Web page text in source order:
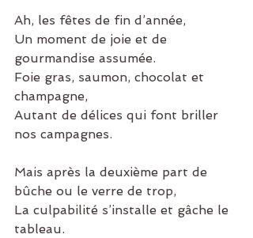
Ah, les fêtes de fin d’année,
Un moment de joie et de
gourmandise assumée.
Foie gras, saumon, chocolat et
champagne,
Autant de délices qui font briller
nos campagnes.
Mais après la deuxième part de
bûche ou le verre de trop,
La culpabilité s’installe et gâche le
tableau.